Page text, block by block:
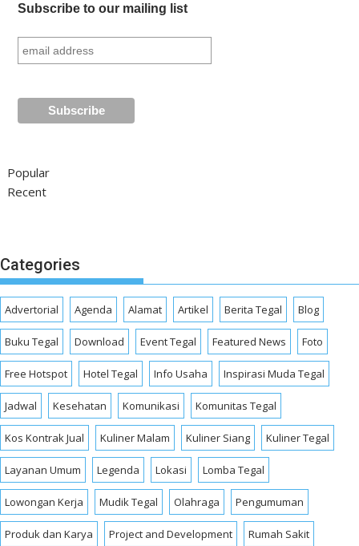
Subscribe to our mailing list
Popular
Recent
Categories
Advertorial Agenda Alamat Artikel Berita Tegal Blog
Buku Tegal Download Event Tegal Featured News Foto
Free Hotspot Hotel Tegal Info Usaha Inspirasi Muda Tegal
Jadwal Kesehatan Komunikasi Komunitas Tegal
Kos Kontrak Jual Kuliner Malam Kuliner Siang Kuliner Tegal
Layanan Umum Legenda Lokasi Lomba Tegal
Lowongan Kerja Mudik Tegal Olahraga Pengumuman
Produk dan Karya Project and Development Rumah Sakit